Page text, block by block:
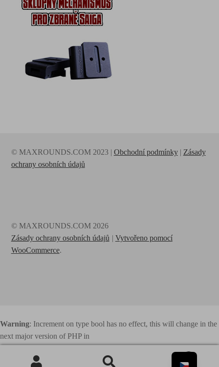
© MAXROUNDS.COM 2023 | Obchodní podmínky| Zásady
ochrany osobních údajů
© MAXROUNDS.COM 2026
Zásady ochrany osobních údajů
Vytvořeno pomocí
WooCommerce.
Warning: Increment on type bool has no effect, this will change in the
next major version of PHP in
-content/plugins/elementor/includes/base/controls-stack.php